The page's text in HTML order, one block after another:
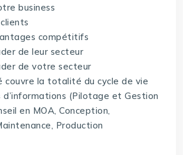
business
compétitifs
de leur secteur
de votre secteur
couvre la totalité du cycle de vie
d’informations (Pilotage et Gestion
en MOA, Conception,
Production